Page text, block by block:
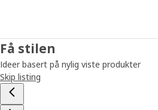
Få stilen
Ideer basert på nylig viste produkter
Skip listing